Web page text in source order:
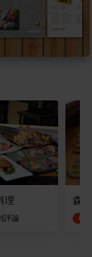
理
評論
森
4.6